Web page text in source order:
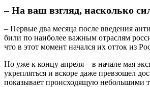
– На ваш взгляд, насколько
– Первые два месяца после введения
били по наиболее важным отраслям
что в этот момент начался их отток из
Но уже к концу апреля – в начале мая
укрепляться и вскоре даже превзошел
показывает происходящую небольшими